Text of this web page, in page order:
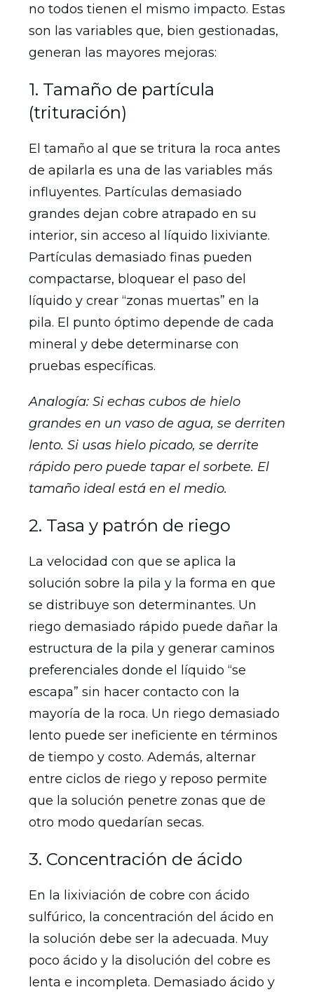
no todos tienen el mismo impacto. Estas
son las variables que, bien gestionadas,
generan las mayores mejoras:
1. Tamaño de partícula
(trituración)
El tamaño al que se tritura la roca antes
de apilarla es una de las variables más
influyentes. Partículas demasiado
grandes dejan cobre atrapado en su
interior, sin acceso al líquido lixiviante.
Partículas demasiado finas pueden
compactarse, bloquear el paso del
líquido y crear “zonas muertas” en la
pila. El punto óptimo depende de cada
mineral y debe determinarse con
pruebas específicas.
Analogía: Si echas cubos de hielo
grandes en un vaso de agua, se derriten
lento. Si usas hielo picado, se derrite
rápido pero puede tapar el sorbete. El
tamaño ideal está en el medio.
2. Tasa y patrón de riego
La velocidad con que se aplica la
solución sobre la pila y la forma en que
se distribuye son determinantes. Un
riego demasiado rápido puede dañar la
estructura de la pila y generar caminos
preferenciales donde el líquido “se
escapa” sin hacer contacto con la
mayoría de la roca. Un riego demasiado
lento puede ser ineficiente en términos
de tiempo y costo. Además, alternar
entre ciclos de riego y reposo permite
que la solución penetre zonas que de
otro modo quedarían secas.
3. Concentración de ácido
En la lixiviación de cobre con ácido
sulfúrico, la concentración del ácido en
la solución debe ser la adecuada. Muy
poco ácido y la disolución del cobre es
lenta e incompleta. Demasiado ácido y